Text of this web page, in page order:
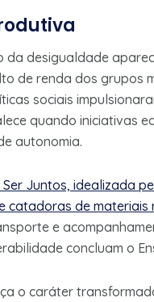
desigualdade
de renda dos grupos
sociais
quando iniciativas
autonomia.
Ser Juntos, idealizada
catadoras de
e
concluam o
o caráter